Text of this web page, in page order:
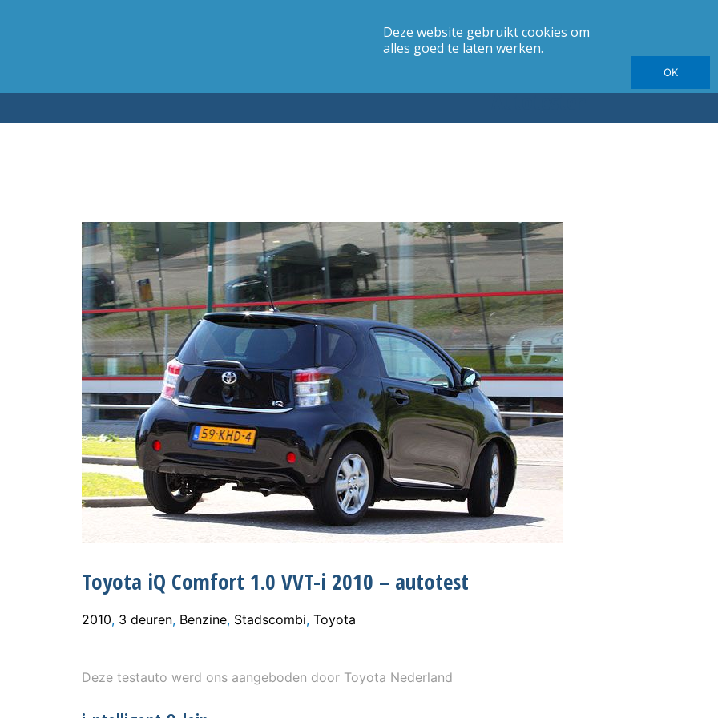
Carrosserie Jaargang Elektrische autotesten
Autotesten
Toyota iQ Comfort 1.0 VVT-i 2010 – autotest
2010, 3 deuren, Benzine, Stadscombi, Toyota
Deze testauto werd ons aangeboden door Toyota Nederland
Deze website gebruikt cookies om
alles goed te laten werken.
OK